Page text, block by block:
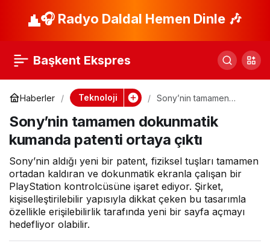
🎧 Radyo Daldal Hemen Dinle 🎶
Başkent Ekspres
Haberler Teknoloji
Sony’nin tamamen
patenti ortaya çıktı
Sony’nin tamamen dokunmatik
kumanda patenti ortaya çıktı
Sony’nin aldığı yeni bir patent, fiziksel tuşları tamamen
ortadan kaldıran ve dokunmatik ekranla çalışan bir
PlayStation kontrolcüsüne işaret ediyor. Şirket,
kişiselleştirilebilir yapısıyla dikkat çeken bu tasarımla
özellikle erişilebilirlik tarafında yeni bir sayfa açmayı
hedefliyor olabilir.
SpaceX ve xAI
toplam değeri 1,25
trilyona çıktı
Paylaş